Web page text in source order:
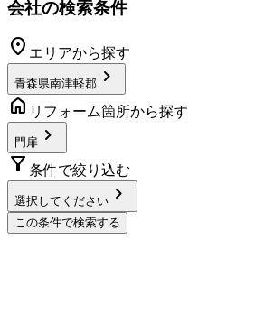
会社の検索条件
location_on エリアから探す
青森県南津軽郡 chevron_right
home リフォーム箇所から探す
門扉 chevron_right
filter_alt 条件で絞り込む
選択してください chevron_right
この条件で検索する